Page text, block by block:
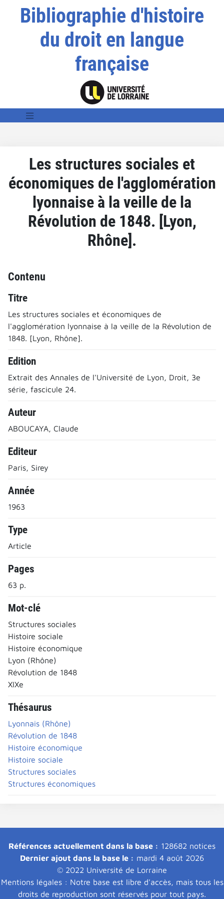
Bibliographie d'histoire
du droit en langue
française
Les structures sociales et
économiques de l'agglomération
lyonnaise à la veille de la
Révolution de 1848. [Lyon,
Rhône].
Contenu
Titre
Les structures sociales et économiques de
l'agglomération lyonnaise à la veille de la Révolution de
1848. [Lyon, Rhône].
Edition
Extrait des Annales de l'Université de Lyon, Droit, 3e
série, fascicule 24.
Auteur
ABOUCAYA, Claude
Editeur
Paris, Sirey
Année
1963
Type
Article
Pages
63 p.
Mot-clé
Structures sociales
Histoire sociale
Histoire économique
Lyon (Rhône)
Révolution de 1848
XIXe
Thésaurus
Lyonnais (Rhône)
Révolution de 1848
Histoire économique
Histoire sociale
Structures sociales
Structures économiques
Références actuellement dans la base : 128682 notices
Dernier ajout dans la base le : mardi 4 août 2026
© 2022 Université de Lorraine
Mentions légales : Notre base est libre d'accès, mais tous les
droits de reproduction sont réservés pour tout pays.